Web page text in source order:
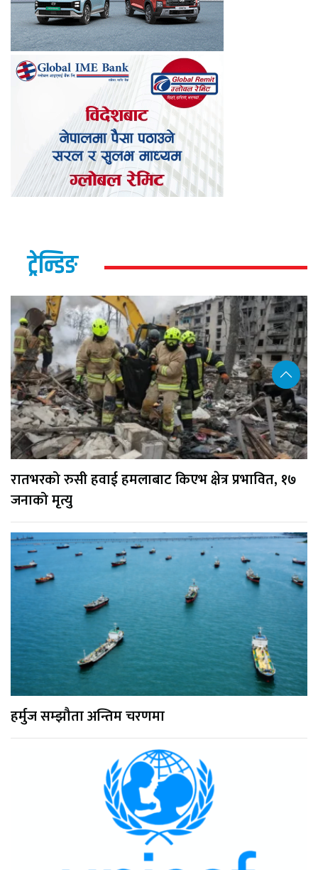
ट्रेन्डिङ
रातभरको रुसी हवाई हमलाबाट किएभ क्षेत्र प्रभावित, १७
जनाको मृत्यु
हर्मुज सम्झौता अन्तिम चरणमा